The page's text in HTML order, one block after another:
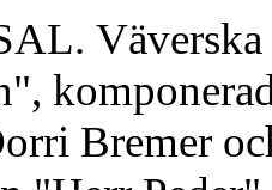
Bremer